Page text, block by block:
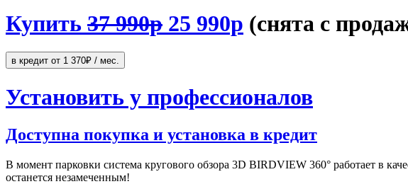
Купить 37 990р 25 990р (снята с
Установить у профессионалов
Доступна покупка и установка в кредит
В момент парковки система кругового обзора 3D BIRDVIEW 360° работает в
останется незамеченным!